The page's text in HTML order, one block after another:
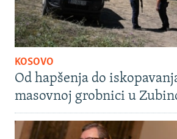
KOSOVO
Od hapšenja do
masovnoj grobnici u